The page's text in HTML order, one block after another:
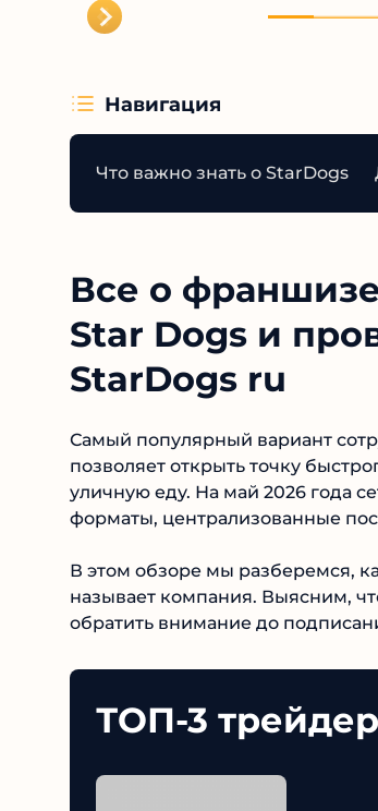
Навигация
Что важно знать о StarDogs
Все о
Star Dogs и
StarDogs ru
Самый популярный вариант
позволяет открыть точку
другую уличную еду. На май 2026
готовые форматы,
В этом обзоре мы разберемся,
называет компания. Выясним,
обратить внимание до
ТОП-3